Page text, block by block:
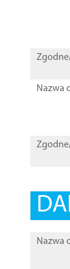
Nazwa
Nazwa